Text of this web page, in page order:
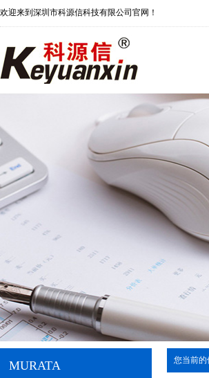
欢迎来到深圳市科源信科技有限公司官网！
MURATA 您当前的